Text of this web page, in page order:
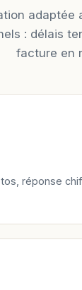
adaptée
: délais
facture en
réponse